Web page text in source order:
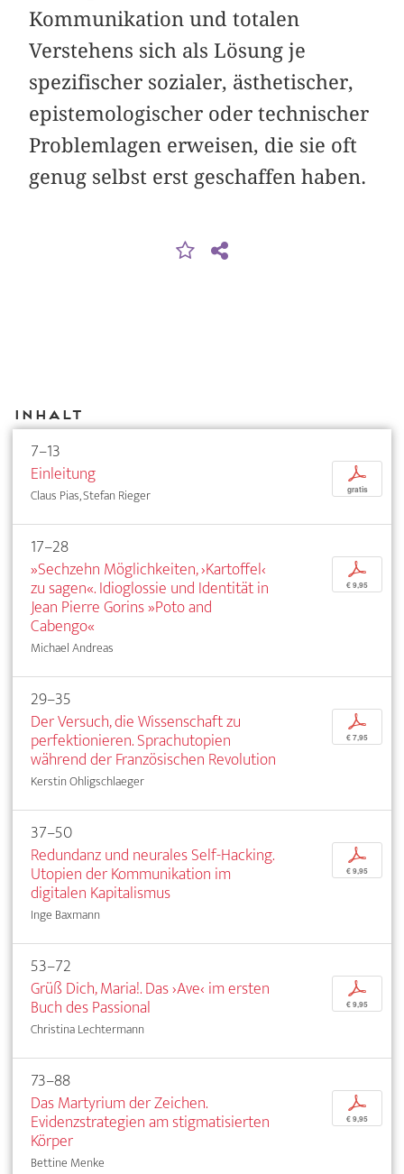
Kommunikation und totalen
Verstehens sich als Lösung je
spezifischer sozialer, ästhetischer,
epistemologischer oder technischer
Problemlagen erweisen, die sie oft
genug selbst erst geschaffen haben.
Inhalt
7–13
Einleitung
Claus Pias, Stefan Rieger
p
gratis
17–28
»Sechzehn Möglichkeiten, ›Kartoffel‹
zu sagen«. Idioglossie und Identität in
Jean Pierre Gorins »Poto and
Cabengo«
Michael Andreas
p
€ 9,95
29–35
Der Versuch, die Wissenschaft zu
perfektionieren. Sprachutopien
während der Französischen Revolution
Kerstin Ohligschlaeger
p
€ 7,95
37–50
Redundanz und neurales Self-Hacking.
Utopien der Kommunikation im
digitalen Kapitalismus
Inge Baxmann
p
€ 9,95
53–72
Grüß Dich, Maria!. Das ›Ave‹ im ersten
Buch des Passional
Christina Lechtermann
p
€ 9,95
73–88
Das Martyrium der Zeichen.
Evidenzstrategien am stigmatisierten
Körper
Bettine Menke
p
€ 9,95